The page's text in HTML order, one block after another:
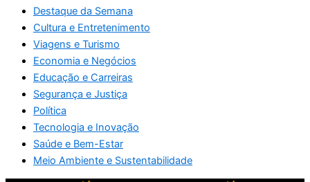
Destaque da Semana
Cultura e Entretenimento
Viagens e Turismo
Economia e Negócios
Educação e Carreiras
Segurança e Justiça
Política
Tecnologia e Inovação
Saúde e Bem-Estar
Meio Ambiente e Sustentabilidade